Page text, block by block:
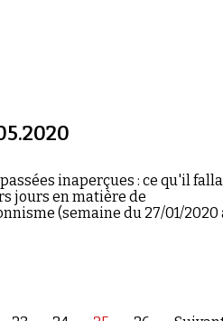
inaperçues : ce qu'il
jours en matière de
(semaine du 27/01/2020